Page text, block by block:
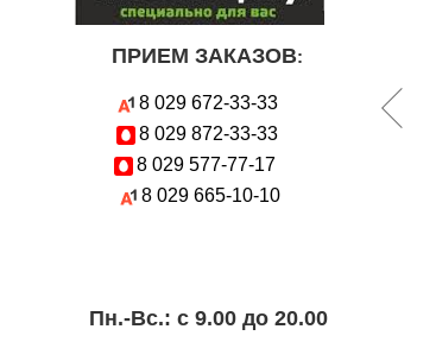
ПРИЕМ ЗАКАЗОВ:
8 029 672-33-33
8 029 872-33-33
8 029 577-77-17
8 029 665-10-10
Пн.-Вc.: с 9.00 до 20.00